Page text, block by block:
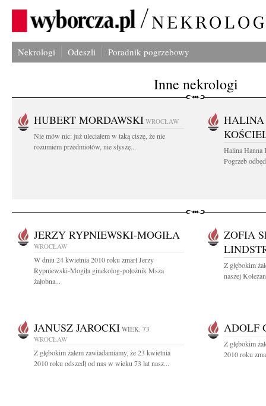
Nekrologi Odeszli Poradnik pogrzebowy
Inne nekrologi
HUBERT MORDAWSKI WROCŁAW
Nie mów nic: już uleciałem w taką ciszę, że nie
rozumiem przedmiotów, nie słyszę...
Halina Hanna
Pogrzeb
JERZY RYPNIEWSKI-MOGIŁA
WROCŁAW
W dniu 24 kwietnia 2010 roku zmarł Jerzy
Rypniewski-Mogiła ginekolog-położnik Msza
żałobna...
ZOFIA
Z głębokim
naszej
JANUSZ JAROCKI WIEK: 73
WROCŁAW
Z głębokim żalem zawiadamiamy, że 23 kwietnia
2010 roku odszedł od nas w wieku 73 lat nasz...
ADOLF
Z głębokim
2010 roku